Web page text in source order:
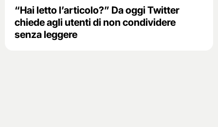
“Hai letto l’articolo?” Da oggi Twitter
chiede agli utenti di non condividere
senza leggere